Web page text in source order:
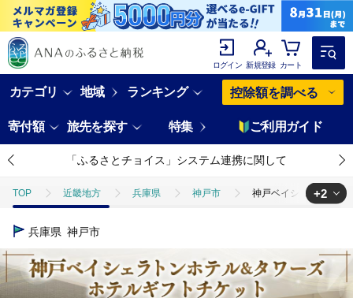
ログイン 新規登録 カート
カテゴリ 地域 ランキング 控除額を調べる
寄付額 旅先を探す 特集 ご利用ガイド
「ふるさとチョイス」システム連携に関して
TOP 近畿地方 兵庫県 神戸市 神戸ベイシェラトン
TOP
TOP その他体験チケット
+2
兵庫県 神戸市